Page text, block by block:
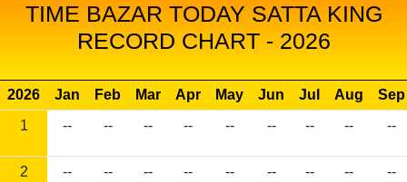
TIME BAZAR TODAY SATTA KING
RECORD CHART - 2026
2026 Jan Feb Mar Apr May Jun Jul Aug
Sep
1
-- -- -- -- -- -- -- -- --
2 -- -- -- -- -- -- -- -- --